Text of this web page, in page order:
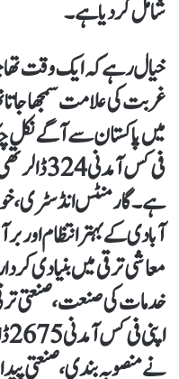
شامل کر دیا ہے۔
خیال رہے کہ ایک وقت تھا
غربت کی علامت سمجھا جاتا
ہے۔گارمنٹس انڈسٹری،
آبادی کے بہتر انتظام اور
معاشی ترقی میں بنیادی
خدمات کی صنعت، صنعتی
نے منصوبہ بندی، صنعتی